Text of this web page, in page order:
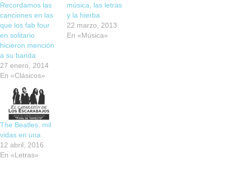
Recordamos las
canciones en las
que los fab four
en solitario
hicieron mención
a su banda
27 enero, 2014
En «Clásicos»
música, las letras
y la hierba
22 marzo, 2013
En «Música»
The Beatles: mil
vidas en una
12 abril, 2016
En «Letras»